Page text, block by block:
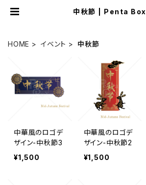
中秋節 | Penta Box
HOME イベント 中秋節
中華風のロゴデ
ザイン-中秋節3
¥1,500
中華風のロゴデ
ザイン-中秋節2
¥1,500